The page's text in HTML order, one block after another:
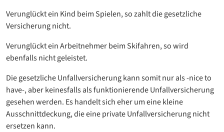
Verunglückt ein Kind beim Spielen, so zahlt die gesetzliche
Versicherung nicht.
Verunglückt ein Arbeitnehmer beim Skifahren, so wird
ebenfalls nicht geleistet.
Die gesetzliche Unfallversicherung kann somit nur als -nice to
have-, aber keinesfalls als funktionierende Unfallversicherung
gesehen werden. Es handelt sich eher um eine kleine
Ausschnittdeckung, die eine private Unfallversicherung nicht
ersetzen kann.